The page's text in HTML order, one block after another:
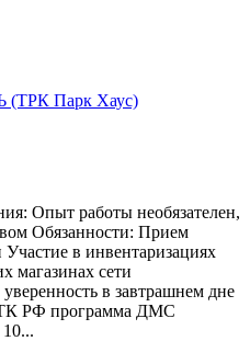
(ТРК Парк Хаус)
Опыт работы необязателен,
Обязанности: Прием
в инвентаризациях
магазинах сети
в завтрашнем дне
ТК РФ программа ДМС